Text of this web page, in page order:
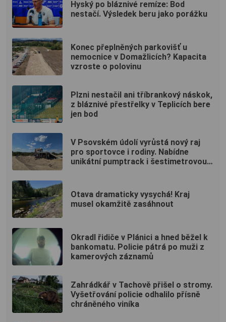
Hyský po bláznivé remíze: Bod
nestačí. Výsledek beru jako porážku
Konec přeplněných parkovišť u
nemocnice v Domažlicích? Kapacita
vzroste o polovinu
Plzni nestačil ani tříbrankový náskok,
z bláznivé přestřelky v Teplicích bere
jen bod
V Psovském údolí vyrůstá nový raj
pro sportovce i rodiny. Nabídne
unikátní pumptrack i šestimetrovou
Otava dramaticky vysychá! Kraj
musel okamžitě zasáhnout
Okradl řidiče v Plánici a hned běžel k
bankomatu. Policie pátrá po muži z
kamerových záznamů
Zahrádkář v Tachově přišel o stromy.
Vyšetřování policie odhalilo přísně
chráněného viníka